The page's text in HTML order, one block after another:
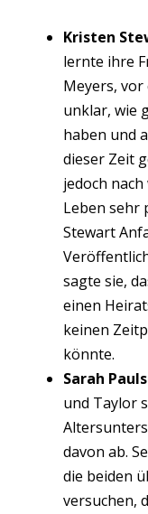
Kristen
lernte ihre
Meyers, vor
unklar, wie
haben und
dieser Zeit
jedoch
Leben sehr
Stewart
sagte sie,
einen
keinen
könnte.
Sarah
und Taylor
davon ab.
die beiden
versuchen,